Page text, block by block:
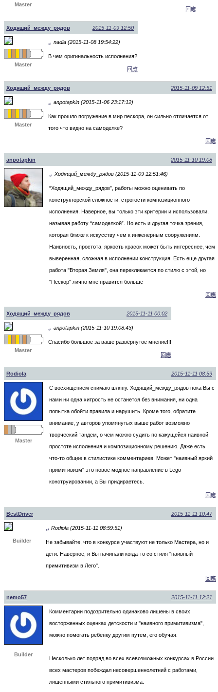
Master
回應
Ходящий_между_рядов 2015-11-09 12:50
Master
↵ nadia (2015-11-08 19:54:22)
В чем оригинальность исполнения?
回應
Ходящий_между_рядов 2015-11-09 12:51
Master
↵ anpotapkin (2015-11-06 23:17:12)
Как прошло погружение в мир пескора, он сильно отличается от
того что видно на самоделке?
回應
anpotapkin 2015-11-10 19:08
↵ Ходящий_между_рядов (2015-11-09 12:51:46)
“Ходящий_между_рядов”, работы можно оценивать по
конструкторской сложности, строгости композиционного
исполнения. Наверное, вы только эти критерии и использовали,
называя работу “самоделкой”. Но есть и другая точка зрения,
которая ближе к искусству чем к инженерным сооружениям.
Наивность, простота, яркость красок может быть интереснее, чем
выверенная, сложная в исполнении конструкция. Есть еще другая
работа "Вторая Земля", она перекликается по стилю с этой, но
"Пескор" лично мне нравится больше
回應
Ходящий_между_рядов 2015-11-11 00:02
Master
↵ anpotapkin (2015-11-10 19:08:43)
Спасибо большое за ваше развёрнутое мнение!!!
回應
Rodiola 2015-11-11 08:59
Master
С восхищением снимаю шляпу. Ходящий_между_рядов пока Вы с
нами ни одна хитрость не останется без внимания, ни одна
попытка обойти правила и нарушить. Кроме того, обратите
внимание, у авторов упомянутых выше работ возможно
творческий тандем, о чем можно судить по кажущейся наивной
простоте исполнения и композиционному решению. Даже есть
что-то общее в стилистике комментариев. Может "наивный яркий
примитивизм" это новое модное направление в Lego
конструировании, а Вы придираетесь.
回應
BestDriver 2015-11-11 10:47
Builder
↵ Rodiola (2015-11-11 08:59:51)
Не забывайте, что в конкурсе участвуют не только Мастера, но и
дети. Наверное, и Вы начинали когда-то со стиля "наивный
примитивизм в Лего".
回應
nemo57 2015-11-11 12:21
Builder
Комментарии подозрительно одинаково лишены в своих
восторженных оценках детскости и "наивного примитивизма",
можно помогать ребенку другим путем, его обучая.
Несколько лет подряд во всех всевозможных конкурсах в России
всех мастеров побеждал несовершеннолетний с работами,
лишенными стильного примитивизма.